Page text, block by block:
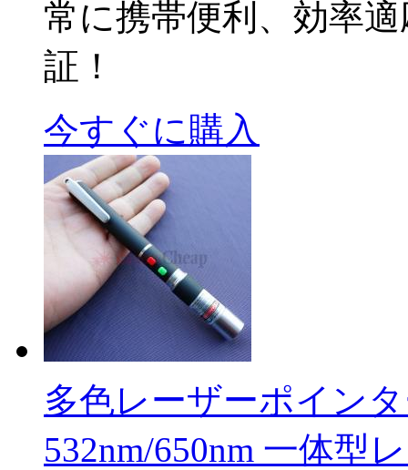
常に携帯便利、効率
証！
今すぐに購入
多色レーザーポイン
532nm/650nm 一体型